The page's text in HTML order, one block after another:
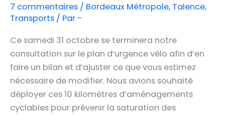
7 commentaires / Bordeaux Métropole, Talence,
Transports / Par -
Ce samedi 31 octobre se terminera notre
consultation sur le plan d’urgence vélo afin d’en
faire un bilan et d’ajuster ce que vous estimez
nécessaire de modifier. Nous avions souhaité
déployer ces 10 kilomètres d’aménagements
cyclables pour prévenir la saturation des